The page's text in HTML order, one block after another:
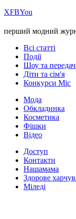
ХFBYou
перший модний
Всі статті
Події
Шоу та
Діти та сім'я
Конкурси Міс
Мода
Обкладинка
Косметика
Фішки
Відео
Доступ
Контакти
Нашамама
Здорове
Міледі